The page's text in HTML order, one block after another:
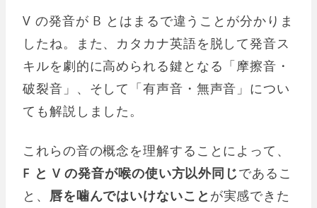
ー
V の発音が B とはまるで違うことが分かりま
したね。また、カタカナ英語を脱して発音ス
キルを劇的に高められる鍵となる「摩擦音・
破裂音」、そして「有声音・無声音」につい
ても解説しました。
これらの音の概念を理解することによって、
F と V の発音が喉の使い方以外同じであるこ
と、 唇を噛んではいけないこと が実感できた